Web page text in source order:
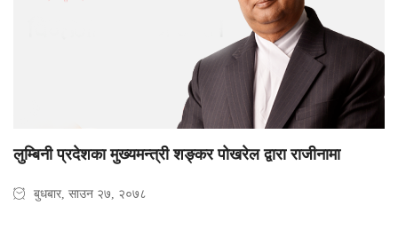
लुम्बिनी प्रदेशका मुख्यमन्त्री शङ्कर पोखरेल द्वारा राजीनामा
बुधबार, साउन २७, २०७८